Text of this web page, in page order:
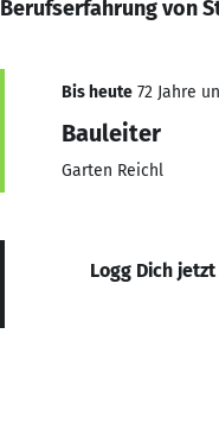
Berufserfahrung von
Bis heute 72 Jahre
Bauleiter
Garten Reichl
Logg Dich